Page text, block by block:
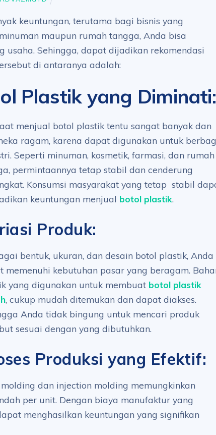
keuntungan, terutama bagi bisnis yang
maupun rumah tangga, Anda bisa
Sehingga, dapat dijadikan rekomendasi
di antaranya adalah:
Plastik yang Diminati:
menjual botol plastik tentu sangat banyak dan
ragam, karena dapat digunakan untuk
Seperti minuman, kosmetik, farmasi, dan rumah
permintaannya tetap stabil dan cenderung
Konsumsi masyarakat yang tetap stabil
keuntungan menjual botol plastik.
Produk:
bentuk, ukuran, dan desain botol plastik, Anda
memenuhi kebutuhan pasar yang beragam.
yang digunakan untuk membuat botol plastik
, cukup mudah ditemukan dan dapat diakses.
Anda tidak bingung untuk mencari produk
sesuai dengan yang dibutuhkan.
Produksi yang Efektif:
dan injection molding memungkinkan
per unit. Dengan biaya manufaktur yang
menghasilkan keuntungan yang signifikan